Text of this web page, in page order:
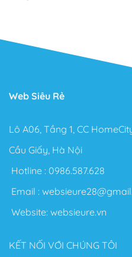
Website chuẩn xanh là gì?
Kho giao diện
Hướng dẫn Thanh toán
Điều kiện và chính sách
Vận chuyển, giao nhận
Tối ưu PageSpeed Insights
Sửa chữa Nâng cấp Website